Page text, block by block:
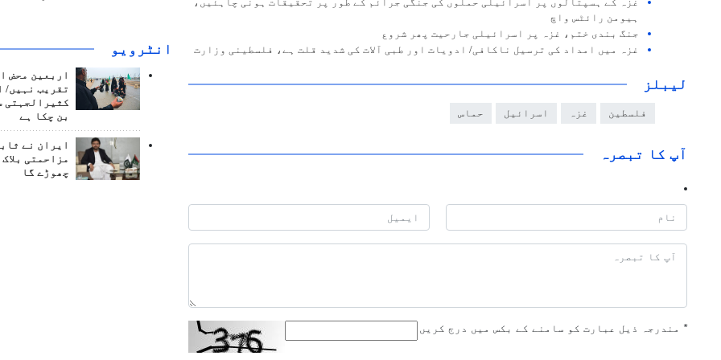
غزہ کے ہسپتالوں پر اسرائیلی حملوں کی جنگی جرائم کے طور پر تحقیقات ہونی چاہئیں،
ہیومن رائٹس واچ
جنگ بندی ختم، غزہ پر اسرائیلی جارحیت پھر شروع
غزہ میں امداد کی ترسیل ناکافی/ ادویات اور طبی آلات کی شدید قلت ہے، فلسطینی وزارت
لیبلز
فلسطین غزہ اسرائیل حماس
آپ کا تبصرہ
* مندرجہ ذیل عبارت کو سامنے کے بکس میں درج کریں
انٹرويو
اربعین محض
تقریب نہیں/
کثیرالجہتی
بن چکا ہے
ایران نے
مزاحمتی
چھوڑے گا